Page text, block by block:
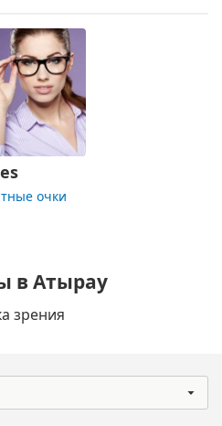
очки
в Атырау
зрения